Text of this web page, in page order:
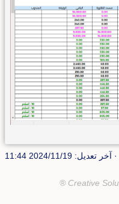
· آخر تعديل: 2024/11/19 11:44